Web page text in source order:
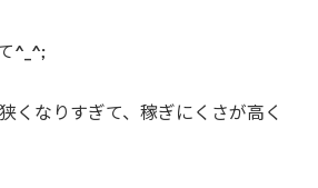
^_^;
くなりすぎて、稼ぎにくさが高く